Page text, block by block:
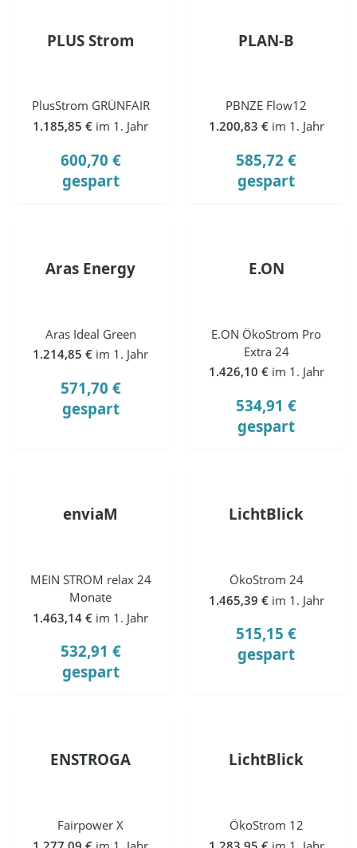
PLUS Strom
PlusStrom GRÜNFAIR
1.185,85 € im 1. Jahr
600,70 €
gespart
PLAN-B
PBNZE Flow12
1.200,83 € im 1. Jahr
585,72 €
gespart
Aras Energy
Aras Ideal Green
1.214,85 € im 1. Jahr
571,70 €
gespart
E.ON
E.ON ÖkoStrom Pro
Extra 24
1.426,10 € im 1. Jahr
534,91 €
gespart
enviaM
MEIN STROM relax 24
Monate
1.463,14 € im 1. Jahr
532,91 €
gespart
LichtBlick
ÖkoStrom 24
1.465,39 € im 1. Jahr
515,15 €
gespart
ENSTROGA
Fairpower X
LichtBlick
ÖkoStrom 12